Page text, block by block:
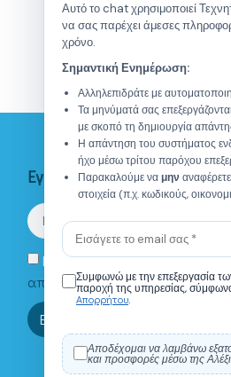
Εγγραφείτε στο Newsletter
Eνημερώθηκα για την
απορρήτου.
Εγγραφή
Αυτό το chat χρησιμοποιεί
να σας παρέχει άμεσες
χρόνο.
Σημαντική Ενημέρωση:
Αλληλεπιδράτε με
Τα μηνύματά σας
με σκοπό τη δημιουργία
Η απάντηση του συστήματος
ήχο μέσω τρίτου παρόχου
Παρακαλούμε ναμην
στοιχεία (π.χ. κωδικούς,
Συμφωνώ με την επεξεργασία
παροχή της υπηρεσίας,
Απορρήτου.
Αποδέχομαι να λαμβάνω
και προσφορές μέσω της
Τι είναι το ΙΑΝΑΠ?